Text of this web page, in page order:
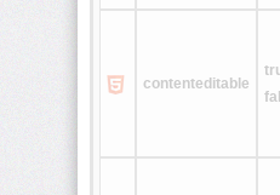
<h6>
contenteditable